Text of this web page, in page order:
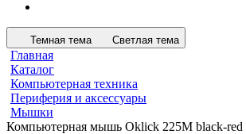
Темная тема Светлая тема
Главная
Каталог
Компьютерная техника
Периферия и аксессуары
Мышки
Компьютерная мышь Oklick 225М black-red